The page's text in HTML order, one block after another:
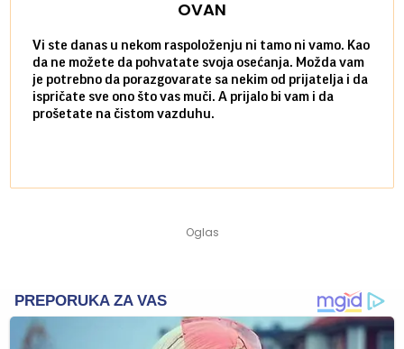
OVAN
Vi ste danas u nekom raspoloženju ni tamo ni vamo. Kao
da ne možete da pohvatate svoja osećanja. Možda vam
je potrebno da porazgovarate sa nekim od prijatelja i da
ispričate sve ono što vas muči. A prijalo bi vam i da
prošetate na čistom vazduhu.